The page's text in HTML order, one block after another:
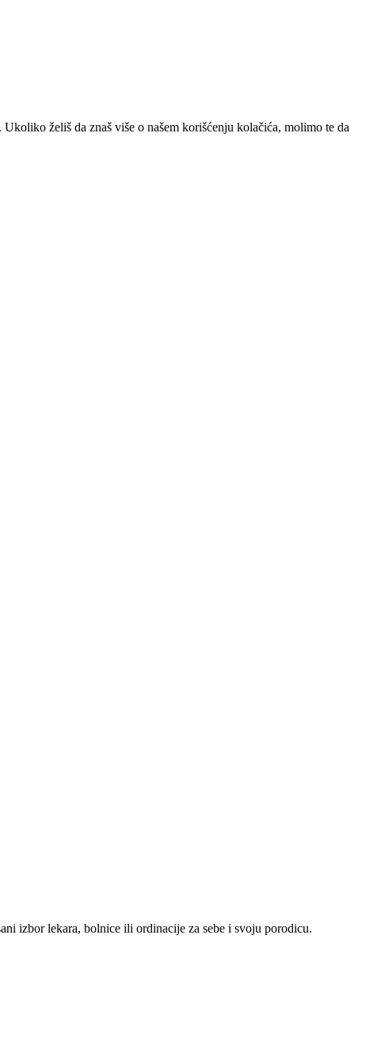
želiš da znaš više o našem korišćenju kolačića, molimo te da
izbor lekara, bolnice ili ordinacije za sebe i svoju porodicu.